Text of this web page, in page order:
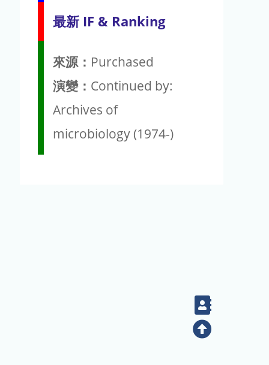
最新 IF & Ranking
來源： Purchased
演變： Continued by:
Archives of
microbiology (1974-)
Contact